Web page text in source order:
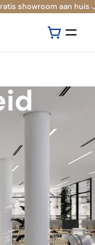
showroom aan huis
6 7463 PE
van
in deze